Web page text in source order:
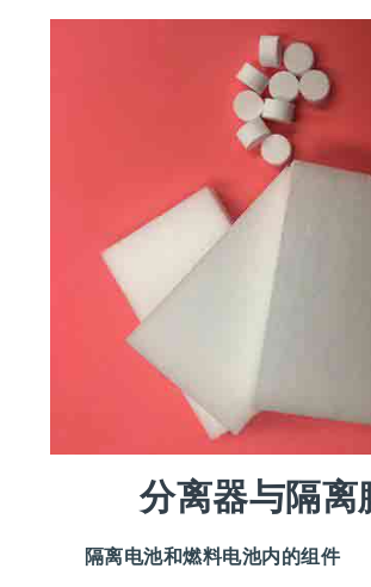
分离器与隔离
隔离电池和燃料电池内的组件